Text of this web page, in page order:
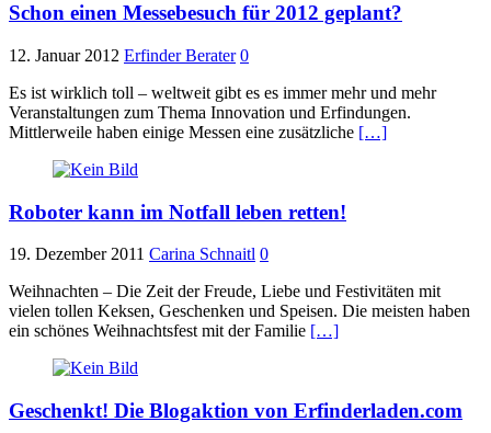
Schon einen Messebesuch für 2012 geplant?
12. Januar 2012 Erfinder Berater 0
Es ist wirklich toll – weltweit gibt es es immer mehr und mehr
Veranstaltungen zum Thema Innovation und Erfindungen.
Mittlerweile haben einige Messen eine zusätzliche […]
Roboter kann im Notfall leben retten!
19. Dezember 2011 Carina Schnaitl 0
Weihnachten – Die Zeit der Freude, Liebe und Festivitäten mit
vielen tollen Keksen, Geschenken und Speisen. Die meisten haben
ein schönes Weihnachtsfest mit der Familie […]
Geschenkt! Die Blogaktion von Erfinderladen.com